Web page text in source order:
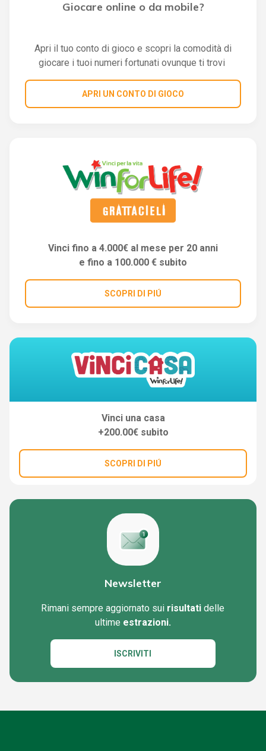
Giocare online o da mobile?
Apri il tuo conto di gioco e scopri la comodità di
giocare i tuoi numeri fortunati ovunque ti trovi
APRI UN CONTO DI GIOCO
Vinci fino a 4.000€ al mese per 20 anni
e fino a 100.000 € subito
SCOPRI DI PIÚ
Vinci una casa
+200.00€ subito
SCOPRI DI PIÚ
Newsletter
Rimani sempre aggiornato sui risultati delle
ultime estrazioni.
ISCRIVITI